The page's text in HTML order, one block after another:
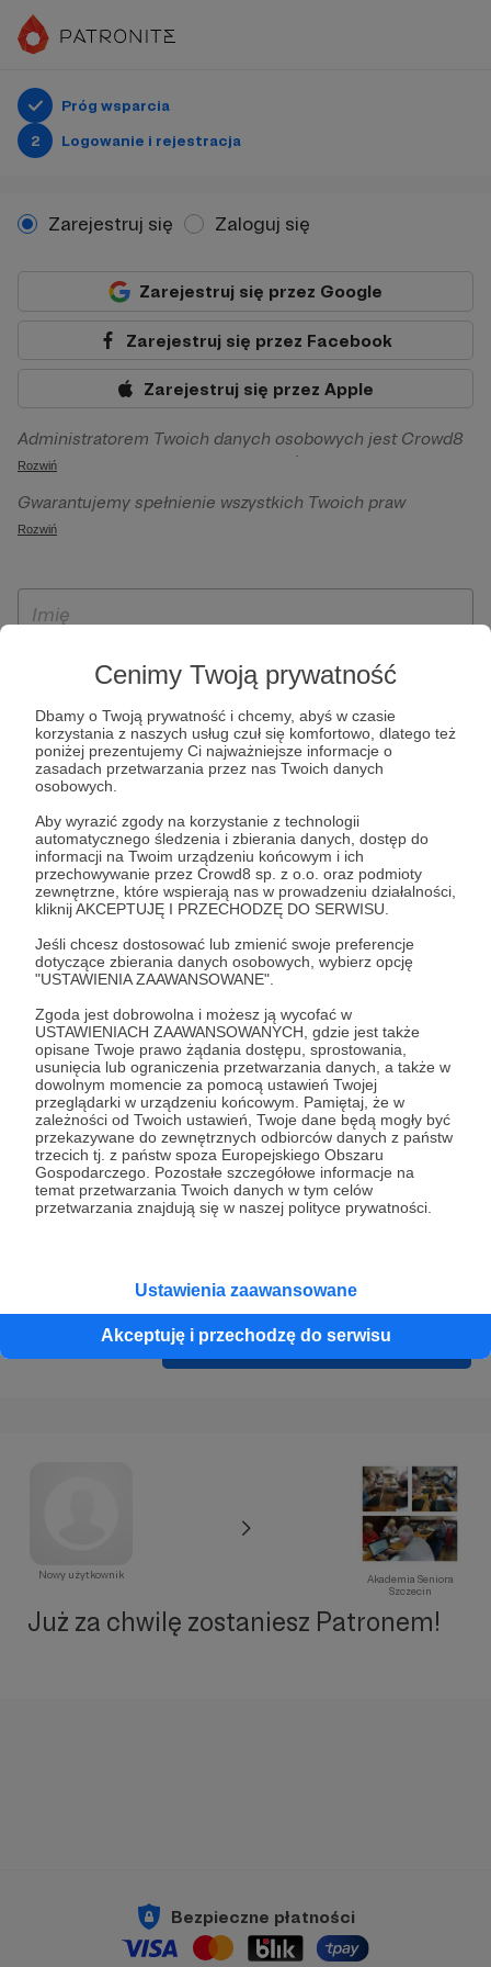
Cenimy Twoją prywatność
Dbamy o Twoją prywatność i chcemy, abyś w czasie
korzystania z naszych usług czuł się komfortowo, dlatego też
poniżej prezentujemy Ci najważniejsze informacje o
zasadach przetwarzania przez nas Twoich danych
osobowych.
Aby wyrazić zgody na korzystanie z technologii
automatycznego śledzenia i zbierania danych, dostęp do
informacji na Twoim urządzeniu końcowym i ich
przechowywanie przez Crowd8 sp. z o.o. oraz podmioty
zewnętrzne, które wspierają nas w prowadzeniu działalności,
kliknij AKCEPTUJĘ I PRZECHODZĘ DO SERWISU.
Jeśli chcesz dostosować lub zmienić swoje preferencje
dotyczące zbierania danych osobowych, wybierz opcję
"USTAWIENIA ZAAWANSOWANE".
Zgoda jest dobrowolna i możesz ją wycofać w
USTAWIENIACH ZAAWANSOWANYCH, gdzie jest także
opisane Twoje prawo żądania dostępu, sprostowania,
usunięcia lub ograniczenia przetwarzania danych, a także w
dowolnym momencie za pomocą ustawień Twojej
przeglądarki w urządzeniu końcowym. Pamiętaj, że w
zależności od Twoich ustawień, Twoje dane będą mogły być
przekazywane do zewnętrznych odbiorców danych z państw
trzecich tj. z państw spoza Europejskiego Obszaru
Gospodarczego. Pozostałe szczegółowe informacje na
temat przetwarzania Twoich danych w tym celów
przetwarzania znajdują się w naszej polityce prywatności.
Ustawienia zaawansowane
Akceptuję i przechodzę do serwisu
Próg wsparcia
2
Logowanie i rejestracja
Zarejestruj się Zaloguj się
Zarejestruj się przez Google
Zarejestruj się przez Facebook
Zarejestruj się przez Apple
Administratorem Twoich danych osobowych jest Crowd8
sp. z o.o. z siedziba w Warszawie, ul. Żwirki i Wigury 16, 02-
092 Warszawa. Twoje dane osobowe będą przetwarzane w
szczególności w celu wykonania umowy zawartej z Tobą, w
Patronite.pl, w tym możliwości dokonywania oraz
otrzymywania wsparcia na naszej platformie oraz
Rozwiń
Gwarantujemy spełnienie wszystkich Twoich praw
wynikających z ogólnego rozporządzenia o ochronie
ich przenoszenia, niepodlegania zautomatyzowanemu
wyrażenia sprzeciwu wobec przetwarzania Twoich danych
osobowych. Rejestracja dla osób niepełnoletnich możliwa
jest po przekazaniu podpisanego formularza "Zgodna na
założenie konta przez osobę niepełnoletnią", formularz
dostępny jest na stronie regulaminu Patronite.pl.
Rozwiń
* Zapoznałem się i akceptujęRegulaminserwisu oraz
Prywatności.
* Wyrażam zgodę na przetwarzanie moich danych
osobowych podanych w formularzu rejestracyjnym w celu
prawidłowego świadczenia usług serwisu Patronite.
Wyrażam zgodę na otrzymywanie drogą elektroniczną
informacji handlowych - newslettera. Opcja ta może zostać
zmieniona w ustawieniach konta.
Cofnij Zarejestruj się i przejdź dalej
Nowy użytkownik
Akademia Seniora
Szczecin
Już za chwilę zostaniesz Patronem!
Bezpieczne płatności